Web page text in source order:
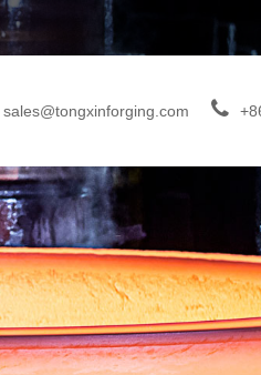
sales@tongxinforging.com